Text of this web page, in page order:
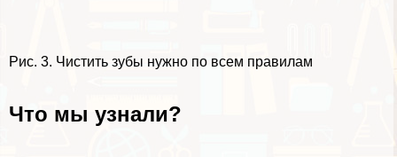
Рис. 3. Чистить зубы нужно по всем правилам
Что мы узнали?